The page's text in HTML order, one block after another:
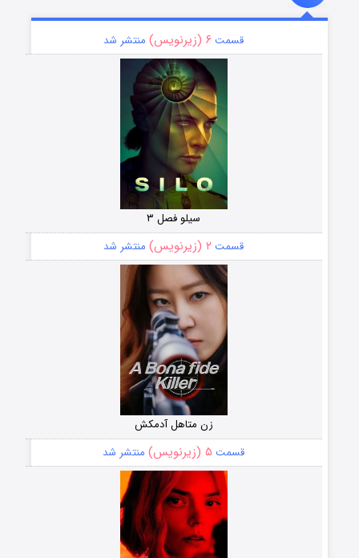
قسمت ۶ (زیرنویس) منتشر شد
سیلو فصل ۳
قسمت ۲ (زیرنویس) منتشر شد
زن متاهل آدمکش
قسمت ۵ (زیرنویس) منتشر شد